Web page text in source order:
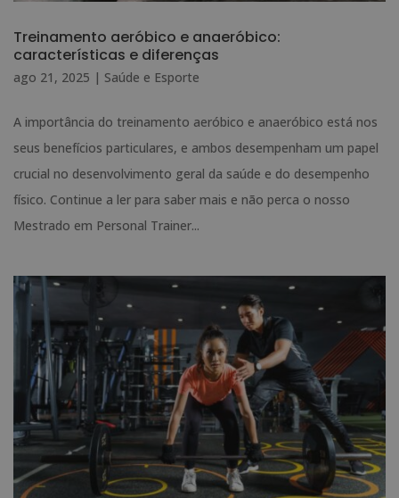
Treinamento aeróbico e anaeróbico:
características e diferenças
ago 21, 2025 | Saúde e Esporte
A importância do treinamento aeróbico e anaeróbico está nos
seus benefícios particulares, e ambos desempenham um papel
crucial no desenvolvimento geral da saúde e do desempenho
físico. Continue a ler para saber mais e não perca o nosso
Mestrado em Personal Trainer...